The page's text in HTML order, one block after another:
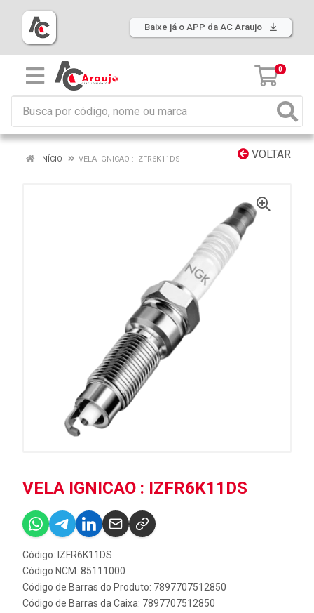
Baixe já o APP da AC Araujo
0
VOLTAR
INÍCIO VELA IGNICAO : IZFR6K11DS
VELA IGNICAO : IZFR6K11DS
Código: IZFR6K11DS
Código NCM: 85111000
Código de Barras do Produto: 7897707512850
Código de Barras da Caixa: 7897707512850